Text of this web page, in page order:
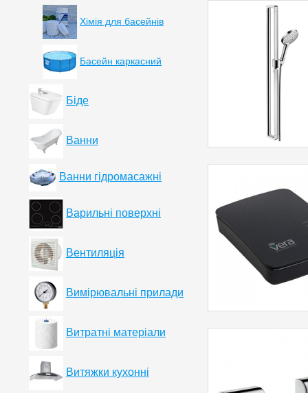
Хімія для басейнів
Басейн каркасний
Біде
Ванни
Ванни гідромасажні
Варильні поверхні
Вентиляція
Вимірювальні прилади
Витратні матеріали
Витяжки кухонні